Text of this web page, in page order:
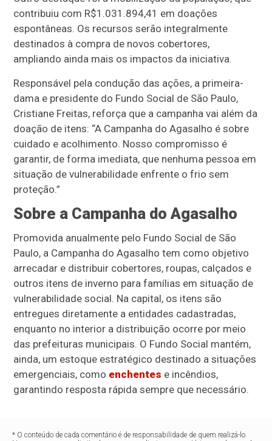
contribuiu com R$1.031.894,41 em doações
espontâneas. Os recursos serão integralmente
destinados à compra de novos cobertores,
ampliando ainda mais os impactos da iniciativa.
Responsável pela condução das ações, a primeira-
dama e presidente do Fundo Social de São Paulo,
Cristiane Freitas, reforça que a campanha vai além da
doação de itens: “A Campanha do Agasalho é sobre
cuidado e acolhimento. Nosso compromisso é
garantir, de forma imediata, que nenhuma pessoa em
situação de vulnerabilidade enfrente o frio sem
proteção.”
Sobre a Campanha do Agasalho
Promovida anualmente pelo Fundo Social de São
Paulo, a Campanha do Agasalho tem como objetivo
arrecadar e distribuir cobertores, roupas, calçados e
outros itens de inverno para famílias em situação de
vulnerabilidade social. Na capital, os itens são
entregues diretamente a entidades cadastradas,
enquanto no interior a distribuição ocorre por meio
das prefeituras municipais. O Fundo Social mantém,
ainda, um estoque estratégico destinado a situações
emergenciais, como enchentes e incêndios,
garantindo resposta rápida sempre que necessário.
* O conteúdo de cada comentário é de responsabilidade de quem realizá-lo.